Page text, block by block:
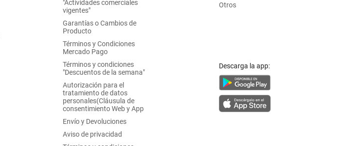
"Actividades comerciales
vigentes"
Garantías o Cambios de
Producto
Términos y Condiciones
Mercado Pago
Términos y condiciones
"Descuentos de la semana"
Autorización para el
tratamiento de datos
personales(Cláusula de
consentimiento Web y App
Envío y Devoluciones
Aviso de privacidad
Otros
Descarga la app: